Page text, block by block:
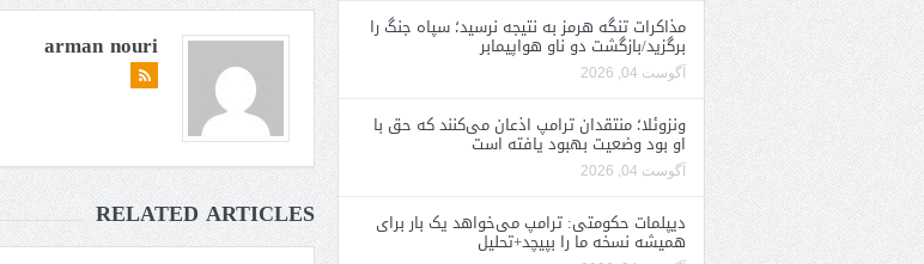
arman nouri
RELATED ARTICLES
مذاکرات تنگه هرمز به نتیجه نرسید؛ سپاه جنگ را
برگزید/بازگشت دو ناو هواپیمابر
آگوست 04, 2026
ونزوئلا؛ منتقدان ترامپ اذعان می‌کنند که حق با
او بود وضعیت بهبود یافته است
آگوست 04, 2026
دیپلمات حکومتی: ترامپ می‌خواهد یک بار برای
همیشه نسخه ما را بپیچد+تحلیل